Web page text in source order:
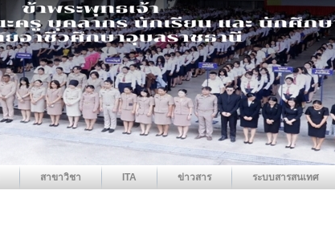
สาขาวิชา ITA ข่าวสาร ระบบสารสนเทศ